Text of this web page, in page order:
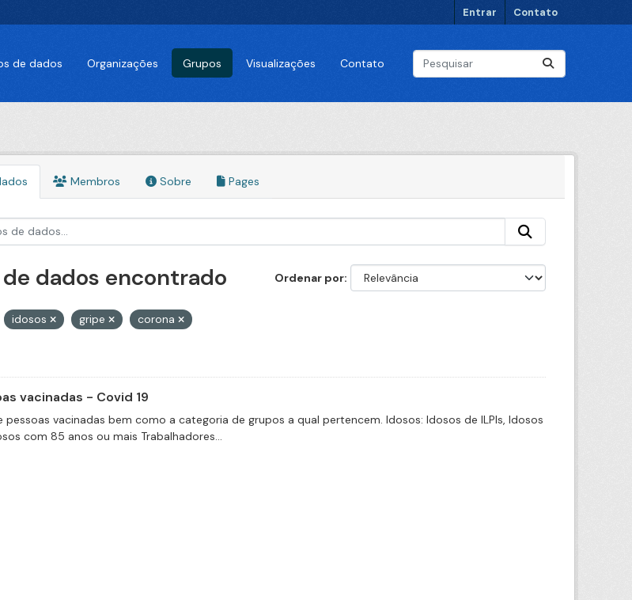
Entrar Contato
de dados Organizações Grupos Visualizações Contato
Membros Sobre Pages
Ordenar por
dados encontrado
idosos gripe
corona
vacinadas - Covid 19
vacinadas bem como a categoria de grupos a qual pertencem. Idosos: Idosos de ILPIs, Idosos
com 85 anos ou mais Trabalhadores...